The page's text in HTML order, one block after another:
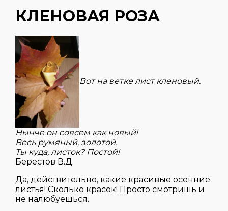
КЛЕНОВАЯ РОЗА
Вот на ветке лист кленовый.
Нынче он совсем как новый!
Весь румяный, золотой.
Ты куда, листок? Постой!
Берестов В.Д.
Да, действительно, какие красивые осенние
листья! Сколько красок! Просто смотришь и
не налюбуешься.